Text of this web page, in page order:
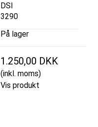
DSI
3290
På lager
1.250,00 DKK
(inkl. moms)
Vis produkt